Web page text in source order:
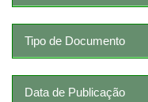
Tipo de Documento
Data de Publicação